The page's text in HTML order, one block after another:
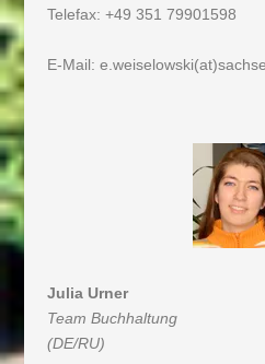
Telefax: +49 351 79901598
E-Mail:
Julia Urner
Team Buchhaltung
(DE/RU)